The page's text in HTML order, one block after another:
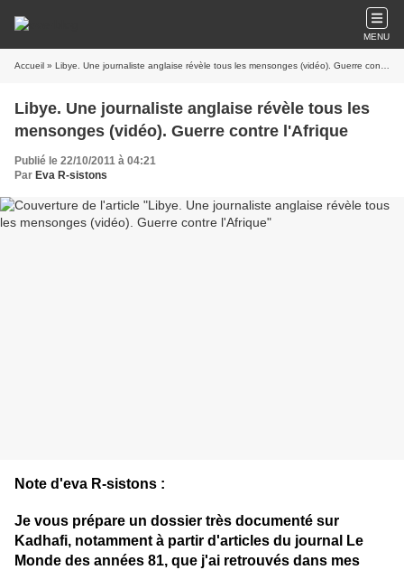
MENU
Accueil » Libye. Une journaliste anglaise révèle tous les mensonges (vidéo). Guerre contre l'Afrique
Libye. Une journaliste anglaise révèle tous les
mensonges (vidéo). Guerre contre l'Afrique
Publié le 22/10/2011 à 04:21
Par Eva R-sistons
Note d'eva R-sistons :
Je vous prépare un dossier très documenté sur
Kadhafi, notamment à partir d'articles du journal Le
Monde des années 81, que j'ai retrouvés dans mes